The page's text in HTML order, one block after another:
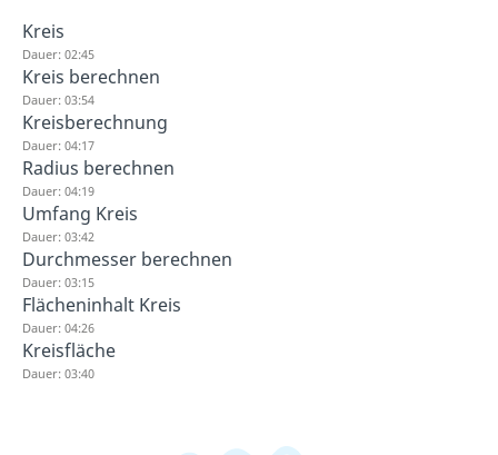
Kreis
Dauer: 02:45
Kreis berechnen
Dauer: 03:54
Kreisberechnung
Dauer: 04:17
Radius berechnen
Dauer: 04:19
Umfang Kreis
Dauer: 03:42
Durchmesser berechnen
Dauer: 03:15
Flächeninhalt Kreis
Dauer: 04:26
Kreisfläche
Dauer: 03:40